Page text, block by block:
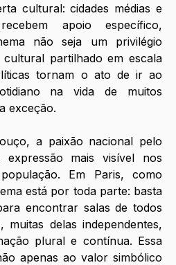
cultural: cidades médias e
apoio específico,
não seja um privilégio
partilhado em escala
tornam o ato de ir ao
na vida de muitos
exceção.
a paixão nacional pelo
mais visível nos
Em Paris, como
está por toda parte: basta
encontrar salas de todos
delas independentes,
plural e contínua. Essa
apenas ao valor simbólico